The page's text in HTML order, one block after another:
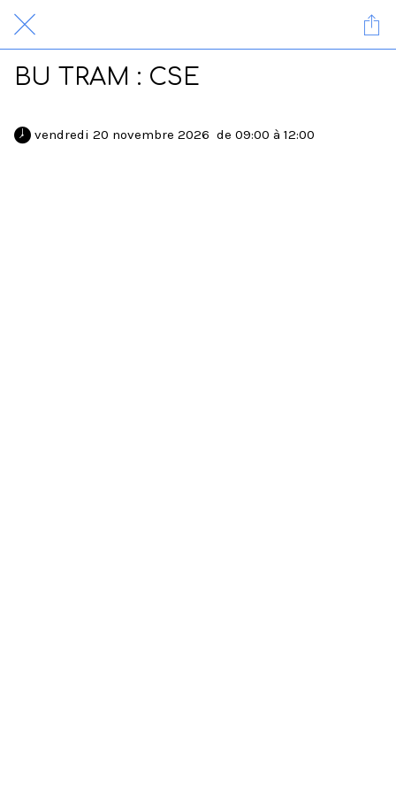
BU TRAM : CSE
vendredi 20 novembre 2026  de 09:00 à 12:00